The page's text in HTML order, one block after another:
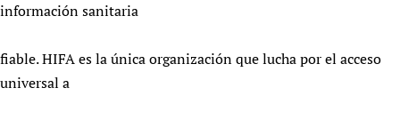
información sanitaria
fiable. HIFA es la única organización que lucha por el acceso
universal a